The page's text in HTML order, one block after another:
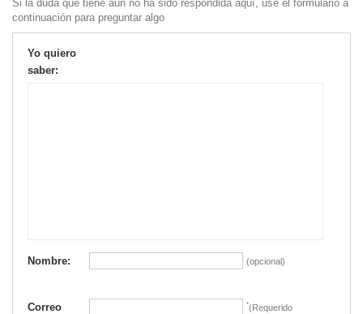
Si la duda que tiene aún no ha sido respondida aquí, use el formulario a
continuación para preguntar algo
Yo quiero
saber:
Nombre: (opcional)
Correo
*(Requerido